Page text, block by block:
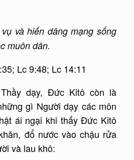
và hiến dâng mạng sống
muôn dân.
Lc 9:48; Lc 14:11
dạy, Đức Kitô còn là
gì Người dạy các môn
ái ngại khi thấy Đức Kitô
đổ nước vào chậu rửa
và lau khô: